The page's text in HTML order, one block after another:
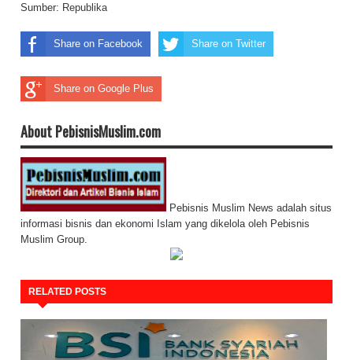
Sumber: Republika
Share on Facebook Share on Twitter
Share on Google Plus
About PebisnisMuslim.com
Pebisnis Muslim News adalah situs
informasi bisnis dan ekonomi Islam yang dikelola oleh Pebisnis
Muslim Group.
RELATED POSTS